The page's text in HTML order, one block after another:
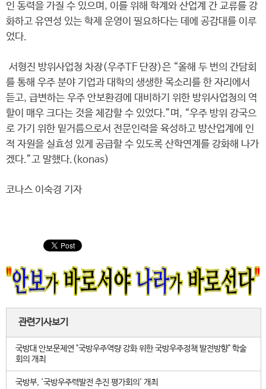
인 동력을 가질 수 있으며, 이를 위해 학계와 산업계 간 교류를 강
화하고 유연성 있는 학제 운영이 필요하다는 데에 공감대를 이루
었다.
서형진 방위사업청 차장(우주TF 단장)은 “올해 두 번의 간담회
를 통해 우주 분야 기업과 대학의 생생한 목소리를 한 자리에서
듣고, 급변하는 우주 안보환경에 대비하기 위한 방위사업청의 역
할이 매우 크다는 것을 체감할 수 있었다.”며, “우주 방위 강국으
로 가기 위한 밑거름으로서 전문인력을 육성하고 방산업계에 인
적 자원을 실효성 있게 공급할 수 있도록 산학연계를 강화해 나가
겠다.”고 말했다.(konas)
코나스 이숙경 기자
관련기사보기
국방대 안보문제연 "국방우주역량 강화 위한 국방우주정책 발전방향" 학술
회의 개최
국방부, '국방우주력발전 추진 평가회의' 개최